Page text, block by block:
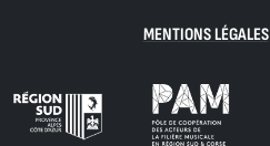
MENTIONS LÉGALES